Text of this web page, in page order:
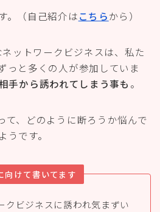
。（自己紹介はこちらから）
ットワークビジネスは、私た
っと多くの人が参加していま
手から誘われてしまう事も 。
て、どのように断ろうか悩んで
うです。
向けて書いてます
クビジネスに誘われ気まずい